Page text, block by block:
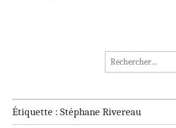
Rechercher :
Étiquette : Stéphane Rivereau